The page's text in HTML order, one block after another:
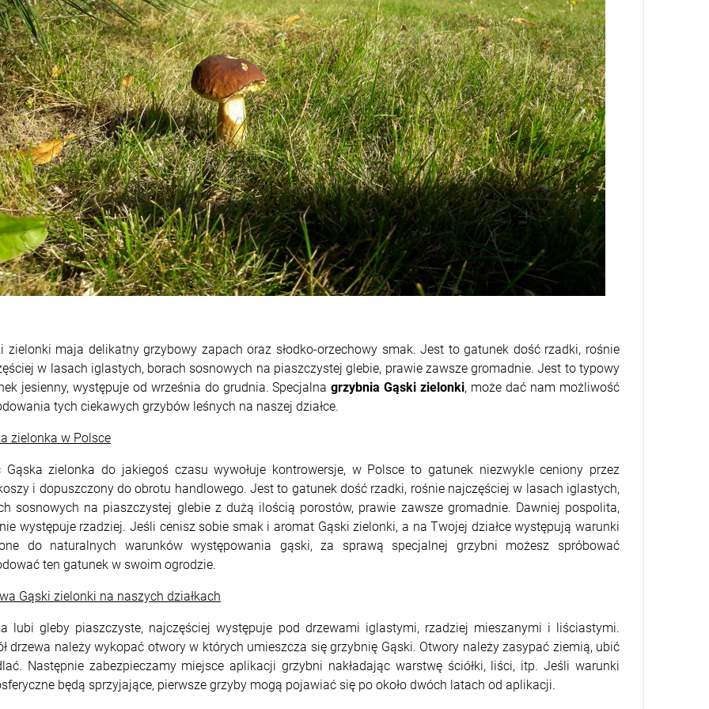
zielonki maja delikatny grzybowy zapach oraz słodko-orzechowy smak. Jest to gatunek dość rzadki, rośnie
w lasach iglastych, borach sosnowych na piaszczystej glebie, prawie zawsze gromadnie. Jest to typowy
jesienny, występuje od września do grudnia. Specjalnagrzybnia Gąski zielonki, może dać nam możliwość
tych ciekawych grzybów leśnych na naszej działce.
zielonka w Polsce
Gąska zielonka do jakiegoś czasu wywołuje kontrowersje, w Polsce to gatunek niezwykle ceniony przez
i dopuszczony do obrotu handlowego. Jest to gatunek dość rzadki, rośnie najczęściej w lasach iglastych,
sosnowych na piaszczystej glebie z dużą ilością porostów, prawie zawsze gromadnie. Dawniej pospolita,
występuje rzadziej. Jeśli cenisz sobie smak i aromat Gąski zielonki, a na Twojej działce występują warunki
do naturalnych warunków występowania gąski, za sprawą specjalnej grzybni możesz spróbować
ten gatunek w swoim ogrodzie.
Gąski zielonki na naszych działkach
lubi gleby piaszczyste, najczęściej występuje pod drzewami iglastymi, rzadziej mieszanymi i liściastymi.
drzewa należy wykopać otwory w których umieszcza się grzybnię Gąski. Otwory należy zasypać ziemią, ubić
Następnie zabezpieczamy miejsce aplikacji grzybni nakładając warstwę ściółki, liści, itp. Jeśli warunki
będą sprzyjające, pierwsze grzyby mogą pojawiać się po około dwóch latach od aplikacji.